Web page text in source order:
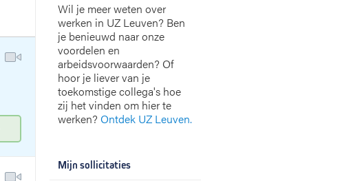
Wil je meer weten over
werken in UZ Leuven? Ben
je benieuwd naar onze
voordelen en
arbeidsvoorwaarden? Of
hoor je liever van je
toekomstige collega's hoe
zij het vinden om hier te
werken? Ontdek UZ Leuven.
Mijn sollicitaties